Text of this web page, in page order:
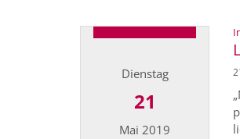
Dienstag
21
Mai 2019